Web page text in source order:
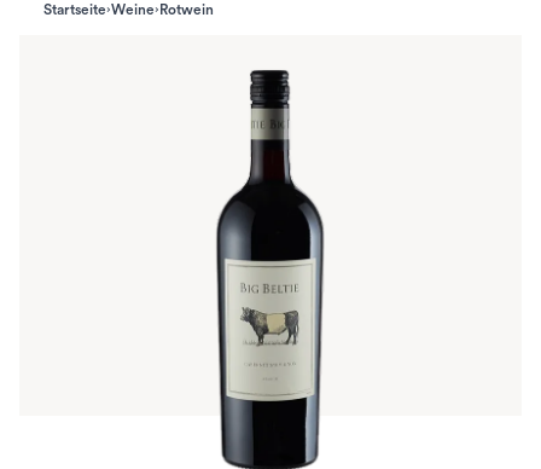
Startseite Weine Rotwein